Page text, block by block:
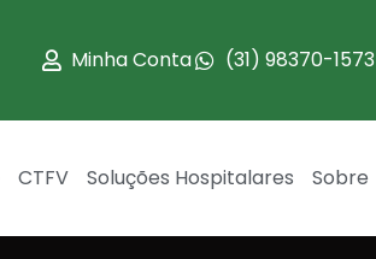
Minha Conta (31) 98370-1573
CTFV Soluções Hospitalares Sobre